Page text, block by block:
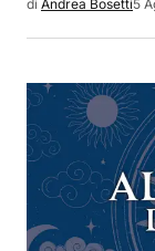
di Andrea Bosetti5